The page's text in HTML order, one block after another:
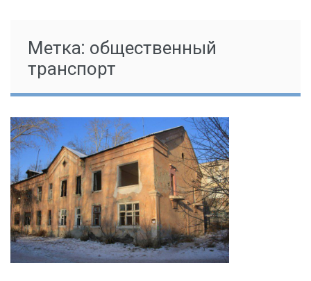
Метка: общественный
транспорт